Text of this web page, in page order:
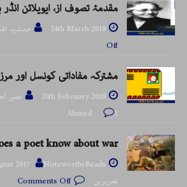
مقدمۂ تصوف از، ایویلائن
24th March 2018 جمشید
Off
مشترکہ مفاداتی کونسل اور
20th February 2018
Ahmed
1
a poet know about war
2017
تحریریں
Comments Off